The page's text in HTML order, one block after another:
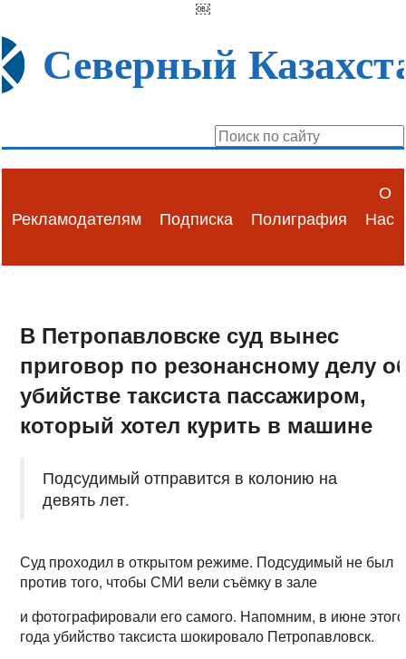
￼
Северный
Рекламодателям Подписка Полиграфия
О
Нас
В Петропавловске суд вынес
приговор по резонансному делу
убийстве таксиста пассажиром,
который хотел курить в машине
Подсудимый отправится в колонию на
девять лет.
Суд проходил в открытом режиме. Подсудимый не был
против того, чтобы СМИ вели съёмку в зале
и фотографировали его самого. Напомним, в июне этого
года убийство таксиста шокировало Петропавловск.